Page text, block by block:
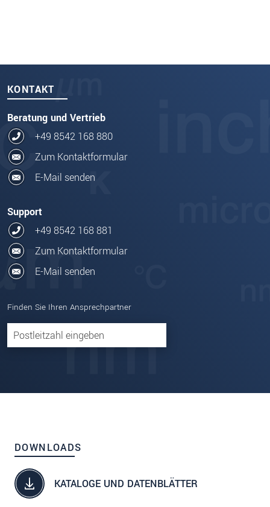
KONTAKT
Beratung und Vertrieb
+49 8542 168 880
Zum Kontaktformular
E-Mail senden
Support
+49 8542 168 881
Zum Kontaktformular
E-Mail senden
Finden Sie Ihren Ansprechpartner
DOWNLOADS
KATALOGE UND DATENBLÄTTER